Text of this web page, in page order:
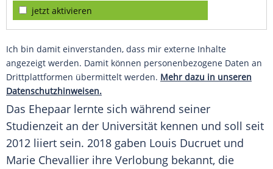
jetzt aktivieren
Ich bin damit einverstanden, dass mir externe Inhalte
angezeigt werden. Damit können personenbezogene Daten an
Drittplattformen übermittelt werden. Mehr dazu in unseren
Datenschutzhinweisen.
Das Ehepaar lernte sich während seiner
Studienzeit an der Universität kennen und soll seit
2012 liiert sein. 2018 gaben Louis Ducruet und
Marie Chevallier ihre Verlobung bekannt, die